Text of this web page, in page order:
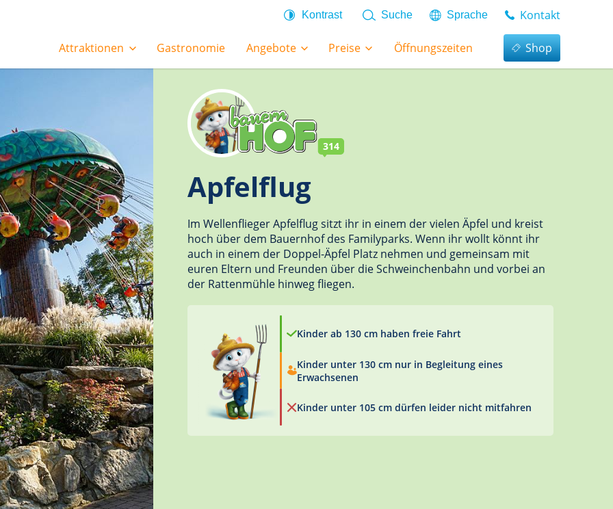
Kontrast Suche Sprache Kontakt
Attraktionen Gastronomie Angebote Preise Öffnungszeiten Shop
314
Apfelflug
Im Wellenflieger Apfelflug sitzt ihr in einem der vielen Äpfel und kreist
hoch über dem Bauernhof des Familyparks. Wenn ihr wollt könnt ihr
auch in einem der Doppel-Äpfel Platz nehmen und gemeinsam mit
euren Eltern und Freunden über die Schweinchenbahn und vorbei an
der Rattenmühle hinweg fliegen.
Kinder ab 130 cm haben freie Fahrt
Kinder unter 130 cm nur in Begleitung eines
Erwachsenen
Kinder unter 105 cm dürfen leider nicht mitfahren